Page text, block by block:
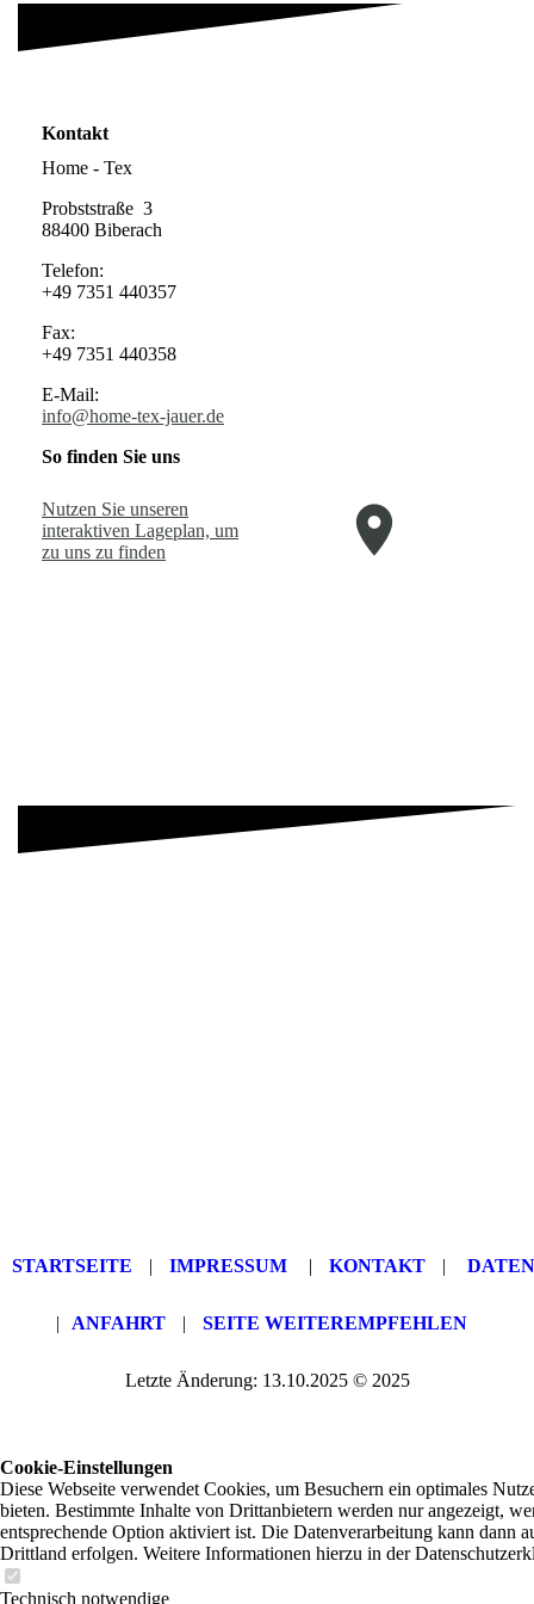
Kontakt
Home - Tex
Probststraße 3
88400 Biberach
Telefon:
+49 7351 440357
Fax:
+49 7351 440358
E-Mail:
info@home-tex-jauer.de
So finden Sie uns
Nutzen Sie unseren
interaktiven La­ge­plan, um
zu uns zu finden
STARTSEITE | IMPRESSUM | KONTAKT |
| ANFAHRT | SEITE WEITEREMPFEHLEN
Letzte Änderung: 13.10.2025 © 2025
Cookie-Einstellungen
Diese Webseite verwendet Cookies, um Besuchern ein optimales
bieten. Bestimmte Inhalte von Drittanbietern werden nur angezeigt,
entsprechende Option aktiviert ist. Die Datenverarbeitung kann dann
Drittland erfolgen. Weitere Informationen hierzu in der
Technisch notwendige